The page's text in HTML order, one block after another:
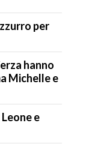
per
hanno
Michelle e
e